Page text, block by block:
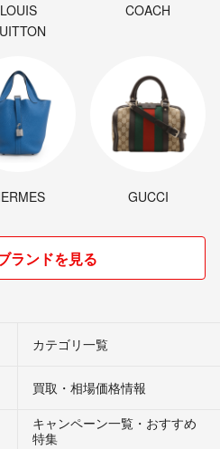
LOUIS
COACH
GUCCI
ランドを見る
カテゴリ一覧
買取・相場価格情報
キャンペーン一覧・おすすめ
特集